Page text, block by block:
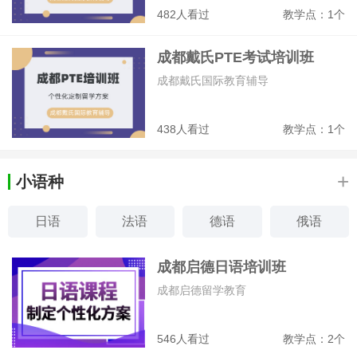
482人看过 教学点：1个
成都戴氏PTE考试培训班
438人看过 教学点：1个
成都戴氏国际教育辅导
小语种 +
日语 法语 德语 俄语
韩语 西班牙语 意大利语 阿拉伯语
成都启德日语培训班
546人看过 教学点：2个
成都启德留学教育